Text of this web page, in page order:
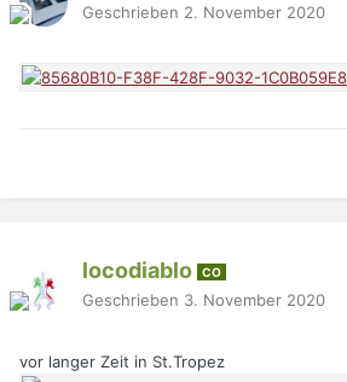
Geschrieben 2. November 2020
locodiablo CO
Geschrieben 3. November 2020
vor langer Zeit in St.Tropez